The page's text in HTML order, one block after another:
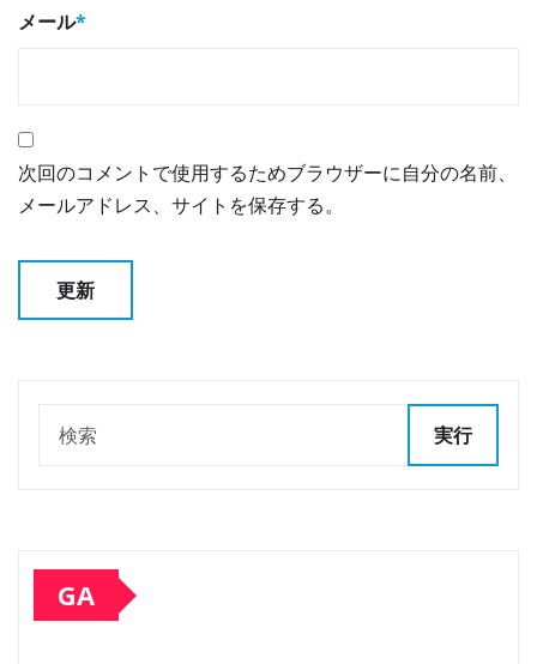
メール*
次回のコメントで使用するためブラウザーに自分の名前、
メールアドレス、サイトを保存する。
実行
GA